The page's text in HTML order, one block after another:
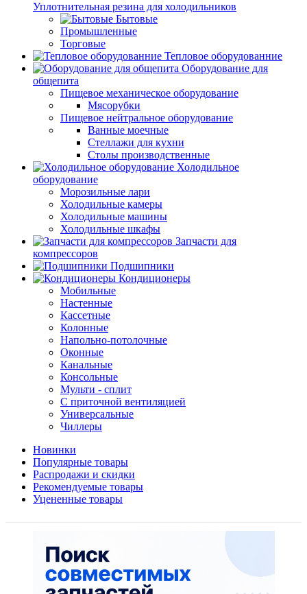
Уплотнительная резина для холодильников
Бытовые
Промышленные
Торговые
Тепловое оборудованние
Оборудование для
общепита
Пищевое механическое оборудование
Мясорубки
Пищевое нейтральное оборудование
Ванные моечные
Стеллажи для кухни
Столы производственные
Холодильное
оборудование
Морозильные лари
Холодильные камеры
Холодильные машины
Холодильные шкафы
Запчасти для
компрессоров
Подшипники
Кондиционеры
Мобильные
Настенные
Кассетные
Колонные
Напольно-потолочные
Оконные
Канальные
Консольные
Мульти - сплит
С приточной вентиляцией
Универсальные
Чиллеры
Новинки
Популярные товары
Распродажи и скидки
Рекомендуемые товары
Уцененные товары